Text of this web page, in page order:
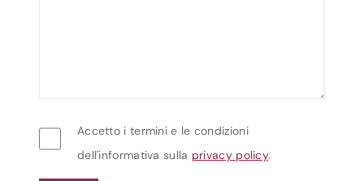
Accetto i termini e le condizioni
dell'informativa sulla privacy policy.